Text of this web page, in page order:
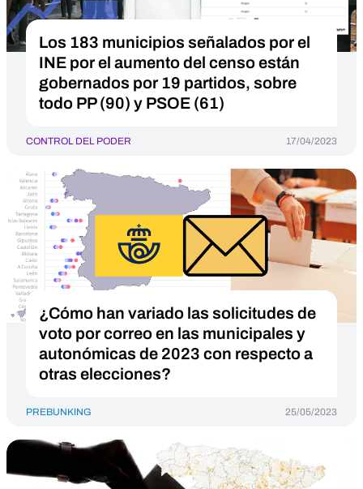
Los 183 municipios señalados por el
INE por el aumento del censo están
gobernados por 19 partidos, sobre
todo PP (90) y PSOE (61)
CONTROL DEL PODER 17/04/2023
¿Cómo han variado las solicitudes de
voto por correo en las municipales y
autonómicas de 2023 con respecto a
otras elecciones?
PREBUNKING 25/05/2023